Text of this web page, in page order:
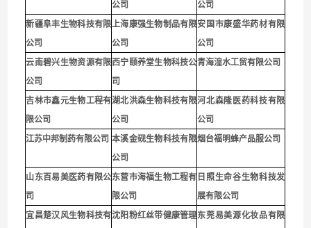
公司
公司
新疆阜丰生物科技有限
公司
上海康强生物制品有限
公司
安国市康盛华药材有限
公司
云南碧兴生物资源有限
公司
西宁颐养堂生物科技公
司
青海湟水工贸有限公司
吉林市鑫元生物工程有
限公司
湖北洪森生物科技有限
公司
河北森隆医药科技有限
公司
江苏中邦制药有限公司 本溪金砚生物科技有限
公司
烟台福明蜂产品服公司
山东百易美医药有限公
司
东营市海福生物工程有
限公司
日照生命谷生物科技发
展有限公司
宜昌楚汉风生物科技有沈阳粉红丝带健康管理东莞易美源化妆品有限